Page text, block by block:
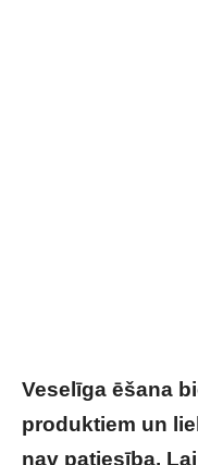
Veselīga ēšana
produktiem un
nav patiesība.